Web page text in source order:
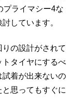
プライマシー4な
しています。
の設計がされて
タイヤにするべ
試着が出来ないの
思ってもすぐに